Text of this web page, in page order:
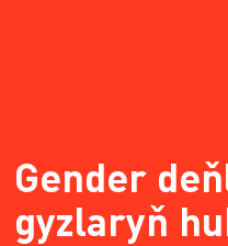
Gender
gyzlaryň